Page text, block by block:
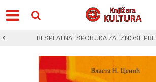
BESPLATNA ISPORUKA ZA IZNOSE